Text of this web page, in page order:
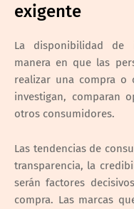
exigente
La disponibilidad de
manera en que las
realizar una compra o
investigan, comparan
otros consumidores.
Las tendencias de
transparencia, la
serán factores
compra. Las marcas